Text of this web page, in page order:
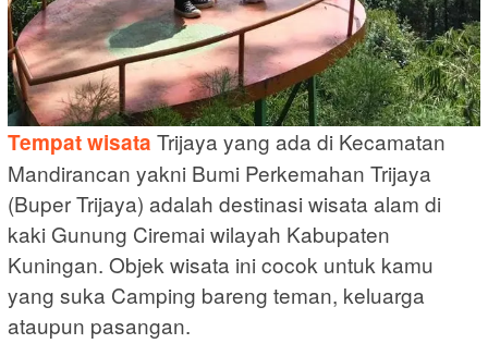
Tempat wisata Trijaya yang ada di Kecamatan
Mandirancan yakni Bumi Perkemahan Trijaya
(Buper Trijaya) adalah destinasi wisata alam di
kaki Gunung Ciremai wilayah Kabupaten
Kuningan. Objek wisata ini cocok untuk kamu
yang suka Camping bareng teman, keluarga
ataupun pasangan.